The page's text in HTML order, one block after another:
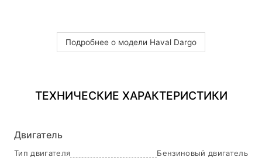
Подробнее о модели Haval Dargo
ТЕХНИЧЕСКИЕ ХАРАКТЕРИСТИКИ
Двигатель
Тип двигателя Бензиновый двигатель